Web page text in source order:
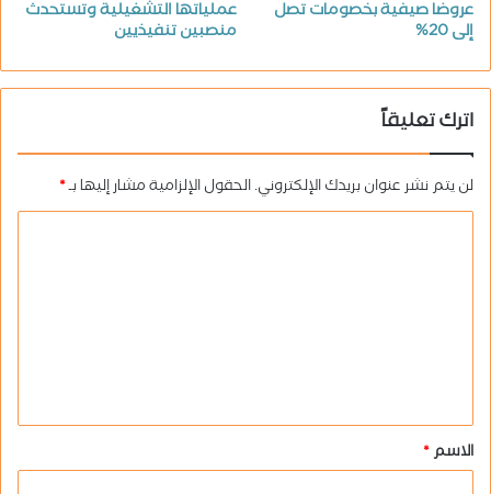
عروضا صيفية بخصومات تصل
إلى 20%
عملياتها التشغيلية وتستحدث
منصبين تنفيذيين
اترك تعليقاً
لن يتم نشر عنوان بريدك الإلكتروني.الحقول الإلزامية مشار إليها بـ*
ق
*
الاسم*